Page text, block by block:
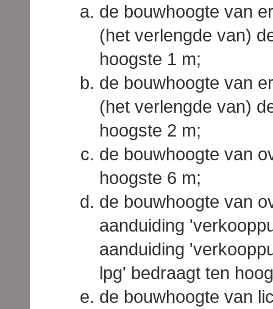
de bouwhoogte van
(het verlengde van)
hoogste 1 m;
de bouwhoogte van
(het verlengde van)
hoogste 2 m;
de bouwhoogte van
hoogste 6 m;
de bouwhoogte van
aanduiding
aanduiding
lpg' bedraagt ten
de bouwhoogte van